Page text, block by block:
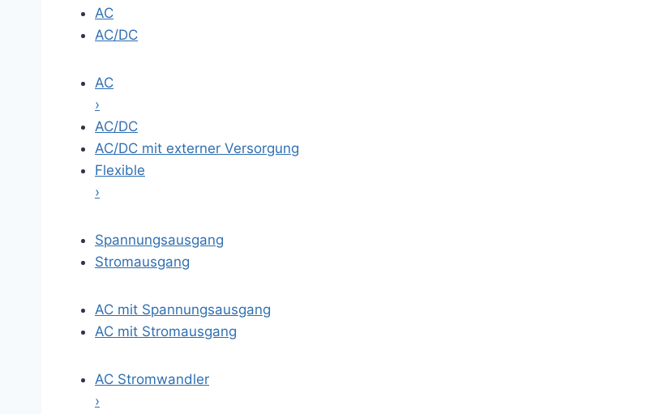
AC
AC/DC
AC
›
AC/DC
AC/DC mit externer Versorgung
Flexible
›
Spannungsausgang
Stromausgang
AC mit Spannungsausgang
AC mit Stromausgang
AC Stromwandler
›